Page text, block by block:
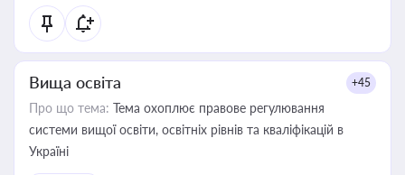
Вища освіта +45
Про що тема: Тема охоплює правове регулювання
системи вищої освіти, освітніх рівнів та кваліфікацій в
Україні